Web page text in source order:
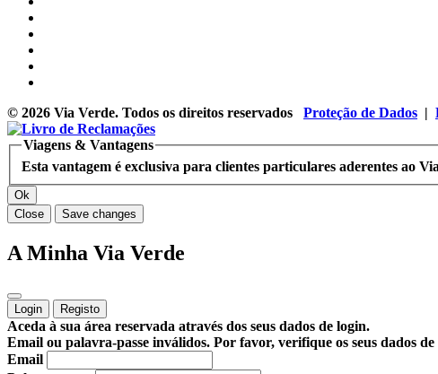
© 2026 Via Verde. Todos os direitos reservados Proteção de Dados |
Viagens & Vantagens
Esta vantagem é exclusiva para clientes particulares aderentes ao
Ok
Close
Save changes
A Minha Via Verde
Login Registo
Aceda à sua área reservada através dos seus dados de login.
Email ou palavra-passe inválidos. Por favor, verifique os seus dados de
Email